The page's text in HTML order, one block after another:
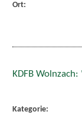
Ort:
KDFB
Kategorie: